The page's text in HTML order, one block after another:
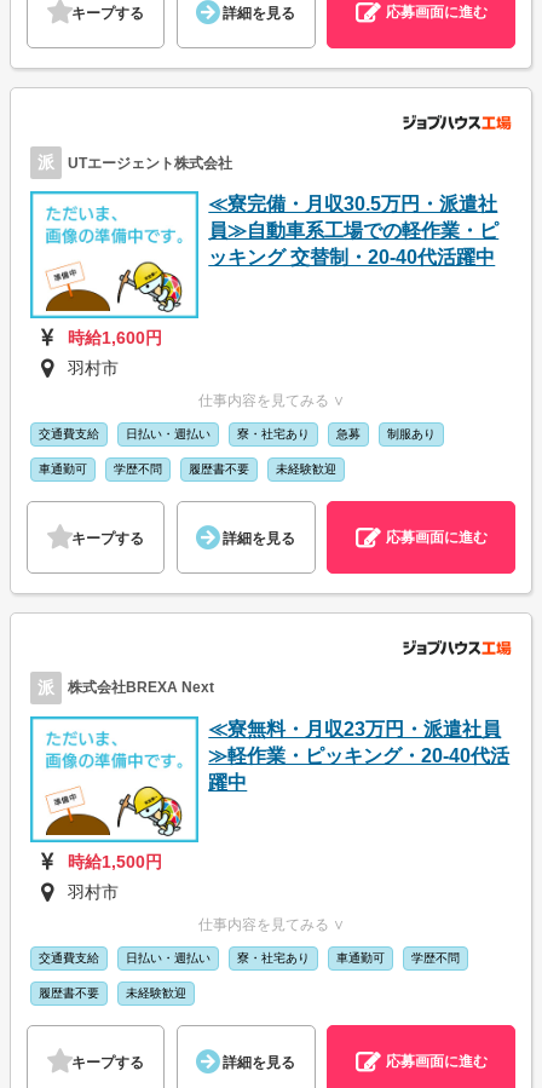
キープする 詳細を見る 応募画面に進む
派 UTエージェント株式会社
≪寮完備・月収30.5万円・派遣社
員≫自動車系工場での軽作業・ピ
ッキング 交替制・20-40代活躍中
時給1,600円
羽村市
仕事内容を見てみる ∨
交通費支給 日払い・週払い 寮・社宅あり 急募 制服あり
車通勤可 学歴不問 履歴書不要 未経験歓迎
キープする 詳細を見る 応募画面に進む
派 株式会社BREXA Next
≪寮無料・月収23万円・派遣社員
≫軽作業・ピッキング・20-40代活
躍中
時給1,500円
羽村市
仕事内容を見てみる ∨
交通費支給 日払い・週払い 寮・社宅あり 車通勤可 学歴不問
履歴書不要 未経験歓迎
キープする 詳細を見る 応募画面に進む